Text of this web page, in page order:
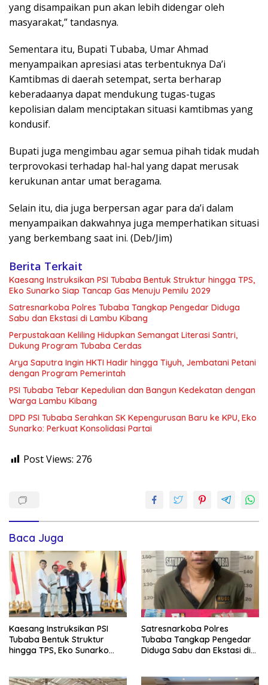
yang disampaikan pun akan lebih didengar oleh
masyarakat,” tandasnya.
Sementara itu, Bupati Tubaba, Umar Ahmad
menyampaikan apresiasi atas terbentuknya Da’i
Kamtibmas di daerah setempat, serta berharap
keberadaanya dapat mendukung tugas-tugas
kepolisian dalam menciptakan situasi kamtibmas yang
kondusif.
Bupati juga mengimbau agar semua pihah tidak mudah
terprovokasi terhadap hal-hal yang dapat merusak
kerukunan antar umat beragama.
Selain itu, dia juga berpersan agar para da’i dalam
menyampaikan dakwahnya juga memperhatikan situasi
yang berkembang saat ini. (Deb/Jim)
Berita Terkait
Kaesang Instruksikan PSI Tubaba Bentuk Struktur hingga TPS,
Eko Sunarko Siap Tancap Gas Menuju Pemilu 2029
Satresnarkoba Polres Tubaba Tangkap Pengedar Diduga
Sabu dan Ekstasi di Lambu Kibang
Perpustakaan Keliling Hidupkan Semangat Literasi Santri,
Dukung Program Tubaba Cerdas
Arya Saputra Ingin HKTI Hadir hingga Tiyuh, Jembatani Petani
dengan Program Pemerintah
PSI Tubaba Tebar Kepedulian dan Bangun Kedekatan dengan
Warga Lambu Kibang
DPD PSI Tubaba Serahkan SK Kepengurusan Baru ke KPU, Eko
Sunarko: Perkuat Konsolidasi Partai
Post Views: 276
Baca Juga
Kaesang Instruksikan PSI
Tubaba Bentuk Struktur
hingga TPS, Eko Sunarko
Satresnarkoba Polres
Tubaba Tangkap Pengedar
Diduga Sabu dan Ekstasi di